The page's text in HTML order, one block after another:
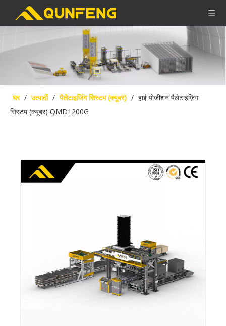
घर / उत्पादों / पैलेटाइजिंग सिस्टम (क्यूबर) / हाई पोजीशन पैलेटाइज़िंग
सिस्टम (क्यूबर) QMD1200G